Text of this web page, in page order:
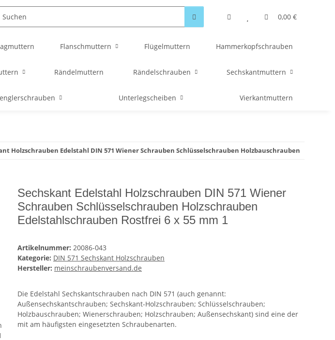
0,00 €
Flanschmuttern Flügelmuttern Hammerkopfschrauben
Rändelmuttern Rändelschrauben Sechskantmuttern
Unterlegscheiben Vierkantmuttern
Holzschrauben Edelstahl DIN 571 Wiener Schrauben Schlüsselschrauben Holzbauschrauben
Sechskant Edelstahl Holzschrauben DIN 571 Wiener
Schrauben Schlüsselschrauben Holzschrauben
Edelstahlschrauben Rostfrei 6 x 55 mm 1
Artikelnummer: 20086-043
Kategorie: DIN 571 Sechskant Holzschrauben
Hersteller: meinschraubenversand.de
Die Edelstahl Sechskantschrauben nach DIN 571 (auch genannt:
Außensechskantschrauben; Sechskant-Holzschrauben; Schlüsselschrauben;
Holzbauschrauben; Wienerschrauben; Holzschrauben; Außensechskant) sind eine der
mit am häufigsten eingesetzten Schraubenarten.